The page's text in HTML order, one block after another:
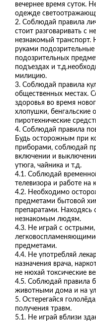
вечернее время суток.
одежде
2. Соблюдай правила
стоит разговаривать с
незнакомый транспорт.
руками
подозрительных
подъездах и
милицию.
3. Соблюдай правила
общественных местах.
здоровья во время
хлопушки, бенгальские
пиротехнические
4. Соблюдай правила
Будь осторожным при
приборами, соблюдай
включении и
утюга, чайника и т.д.
4.1. Соблюдай
телевизора и работе на
4.2. Необходимо
предметами бытовой
препаратами. Находясь
незнакомым людям.
4.3. Не играй с
предметами.
4.4. Не употребляй
назначения врача,
не нюхай токсические
4.5. Соблюдай правила
животными дома и на
5. Остерегайся
получения травм.
5.1. Не играй вблизи